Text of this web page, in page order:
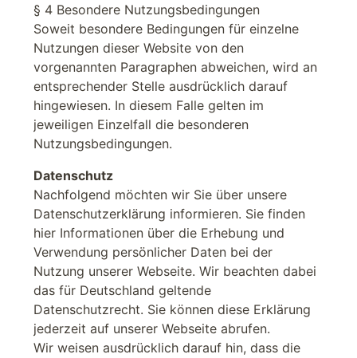
§ 4 Besondere Nutzungsbedingungen
Soweit besondere Bedingungen für einzelne
Nutzungen dieser Website von den
vorgenannten Paragraphen abweichen, wird an
entsprechender Stelle ausdrücklich darauf
hingewiesen. In diesem Falle gelten im
jeweiligen Einzelfall die besonderen
Nutzungsbedingungen.
Datenschutz
Nachfolgend möchten wir Sie über unsere
Datenschutzerklärung informieren. Sie finden
hier Informationen über die Erhebung und
Verwendung persönlicher Daten bei der
Nutzung unserer Webseite. Wir beachten dabei
das für Deutschland geltende
Datenschutzrecht. Sie können diese Erklärung
jederzeit auf unserer Webseite abrufen.
Wir weisen ausdrücklich darauf hin, dass die